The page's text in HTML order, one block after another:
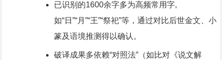
已识别的1600余字多为高频常用字,
如“日”“月”“王”“祭祀”等，通过对比后世金文、小
篆及语境推测得以确认。
破译成果多依赖“对照法”（如比对《说文解